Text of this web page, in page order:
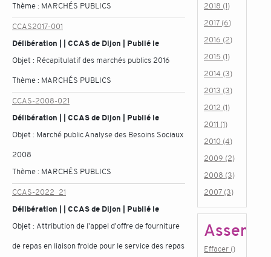
Thème : MARCHÉS PUBLICS
CCAS2017-001
Délibération | | CCAS de Dijon | Publié le
Objet : Récapitulatif des marchés publics 2016
Thème : MARCHÉS PUBLICS
CCAS-2008-021
Délibération | | CCAS de Dijon | Publié le
Objet : Marché public Analyse des Besoins Sociaux
2008
Thème : MARCHÉS PUBLICS
CCAS-2022_21
Délibération | | CCAS de Dijon | Publié le
Objet : Attribution de l'appel d'offre de fourniture
de repas en liaison froide pour le service des repas
2018 (1)
2017 (6)
2016 (2)
2015 (1)
2014 (3)
2013 (3)
2012 (1)
2011 (1)
2010 (4)
2009 (2)
2008 (3)
2007 (3)
Effacer ()